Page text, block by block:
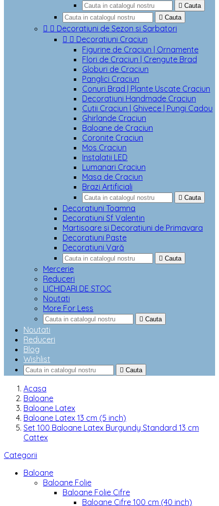
 Cauta
 Cauta
  Decoratiuni de Sezon si Sarbatori
  Decoratiuni Craciun
Figurine de Craciun | Ornamente
Flori de Craciun | Crengute Brad
Globuri de Craciun
Panglici Craciun
Conuri Brad | Plante Uscate Craciun
Decoratiuni Handmade Craciun
Cutii Craciun | Ghivece | Pungi Cadou
Ghirlande Craciun
Baloane de Craciun
Coronite Craciun
Mos Craciun
Instalatii LED
Lumanari Craciun
Masa de Craciun
Brazi Artificiali
 Cauta
Decoratiuni Toamna
Decoratiuni Sf Valentin
Martisoare si Decoratiuni de Primavara
Decoratiuni Paste
Decoratiuni Vară
 Cauta
Mercerie
Reduceri
LICHIDARI DE STOC
Noutati
More For Less
 Cauta
Noutati
Reduceri
Blog
Wishlist
 Cauta
Acasa
Baloane
Baloane Latex
Baloane Latex 13 cm (5 inch)
Set 100 Baloane Latex Burgundy Standard 13 cm
Cattex
Categorii
Baloane
Baloane Folie
Baloane Folie Cifre
Baloane Cifre 100 cm (40 inch)